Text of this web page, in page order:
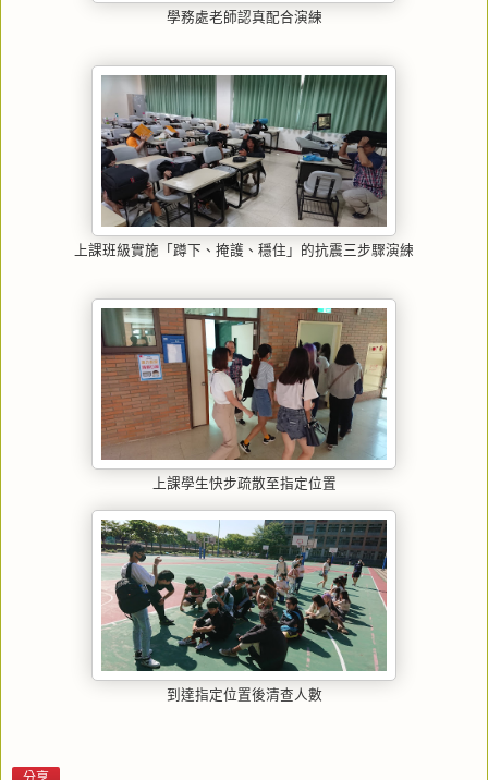
學務處老師認真配合演練
上課班級實施「蹲下、掩護、穩住」的抗震三步驟演練
上課學生快步疏散至指定位置
到達指定位置後清查人數